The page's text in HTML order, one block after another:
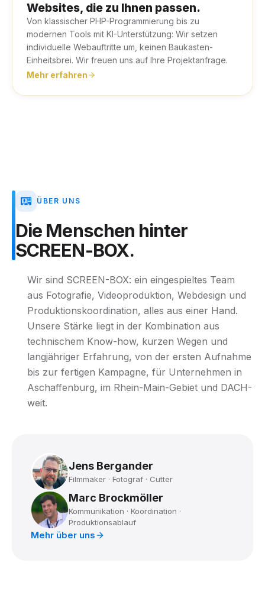
Websites, die zu Ihnen passen.
Von klassischer PHP-Programmierung bis zu
modernen Tools mit KI-Unterstützung: Wir setzen
individuelle Webauftritte um, keinen Baukasten-
Einheitsbrei. Wir freuen uns auf Ihre Projektanfrage.
Mehr erfahren
ÜBER UNS
Die Menschen hinter
SCREEN-BOX.
Wir sind SCREEN-BOX: ein eingespieltes Team
aus Fotografie, Videoproduktion, Webdesign und
Produktionskoordination, alles aus einer Hand.
Unsere Stärke liegt in der Kombination aus
technischem Know-how, kurzen Wegen und
langjähriger Erfahrung, von der ersten Aufnahme
bis zur fertigen Kampagne, für Unternehmen in
Aschaffenburg, im Rhein-Main-Gebiet und DACH-
weit.
Jens Bergander
Filmmaker · Fotograf · Cutter
Marc Brockmöller
Kommunikation · Koordination ·
Produktionsablauf
Mehr über uns